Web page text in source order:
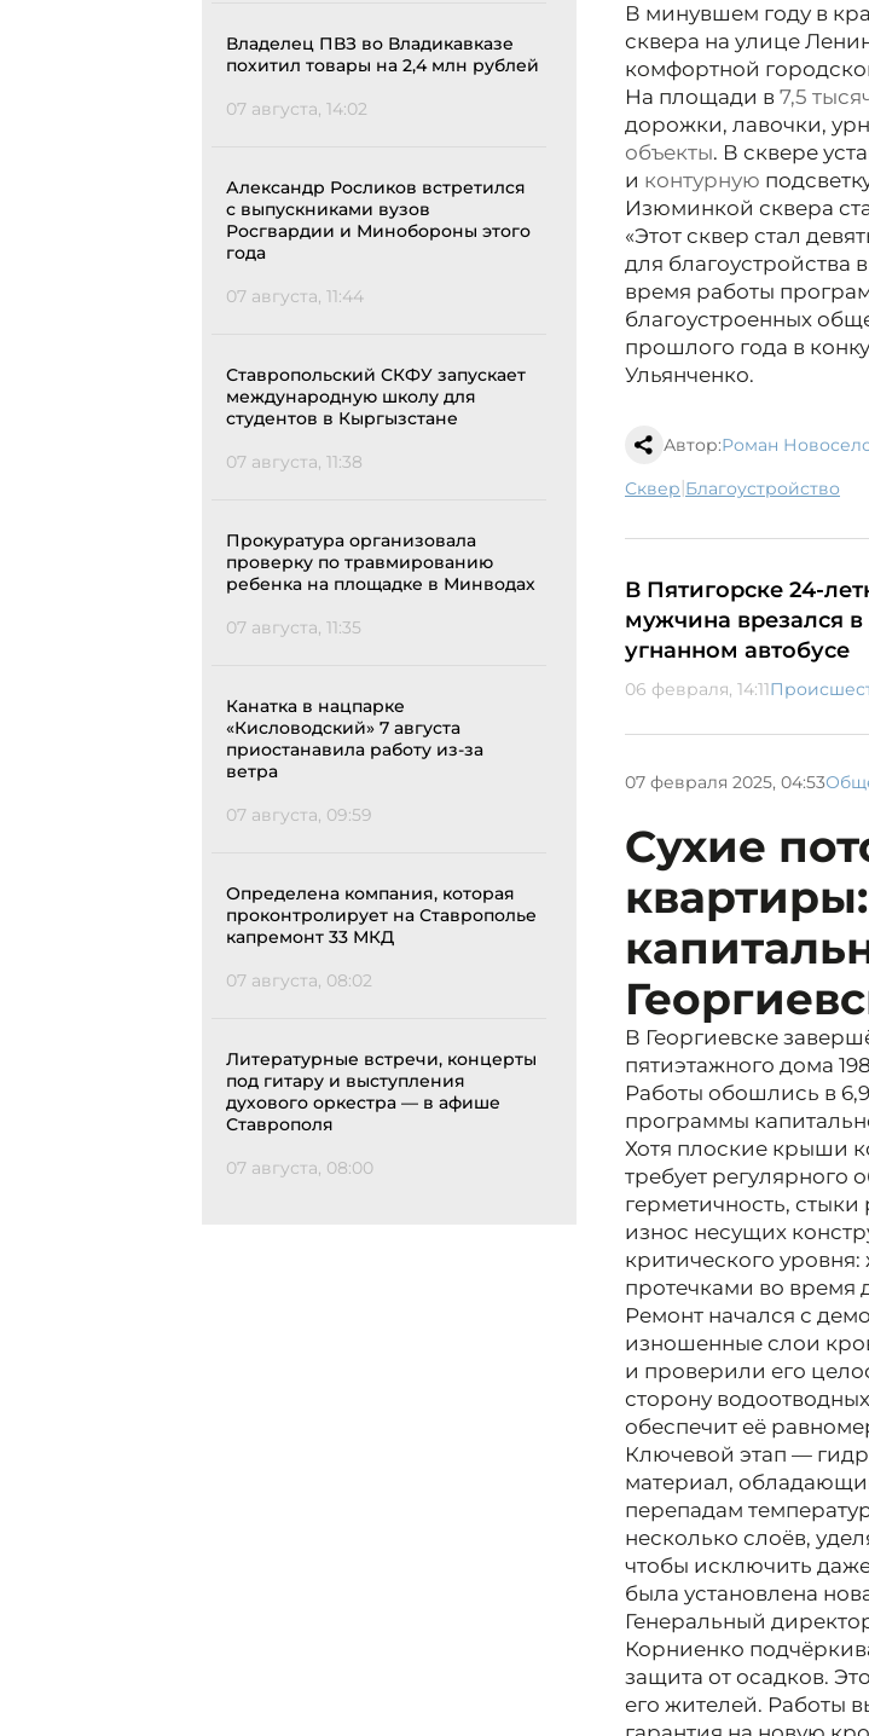
Владелец ПВЗ во Владикавказе
похитил товары на 2,4 млн рублей
07 августа, 14:02
Александр Росликов встретился
с выпускниками вузов
Росгвардии и Минобороны этого
года
07 августа, 11:44
Ставропольский СКФУ запускает
международную школу для
студентов в Кыргызстане
07 августа, 11:38
Прокуратура организовала
проверку по травмированию
ребенка на площадке в Минводах
07 августа, 11:35
Канатка в нацпарке
«Кисловодский» 7 августа
приостанавила работу из-за
ветра
07 августа, 09:59
Определена компания, которая
проконтролирует на Ставрополье
капремонт 33 МКД
07 августа, 08:02
Литературные встречи, концерты
под гитару и выступления
духового оркестра — в афише
Ставрополя
07 августа, 08:00
В минувшем году в
сквера на улице
комфортной
На площади в 7,5
дорожки, лавочки,
объекты. В сквере
и контурную
Изюминкой сквера
«Этот сквер стал
для благоустройства
время работы
благоустроенных
прошлого года в
Ульянченко.
Автор:Роман
сквер| благоустройство
В Пятигорске 24-
мужчина врезался в
угнанном автобусе
06 февраля, 14:11
07 февраля 2025, 04:53
Сухие
В Георгиевске
пятиэтажного дома
Работы обошлись в
программы
Хотя плоские крыши
требует регулярного
герметичность,
износ несущих
критического
протечками во время
Ремонт начался с
изношенные слои
и проверили его
сторону
обеспечит её
Ключевой этап —
материал,
перепадам
несколько слоёв,
чтобы исключить
была установлена
Генеральный
Корниенко
защита от осадков.
его жителей. Работы